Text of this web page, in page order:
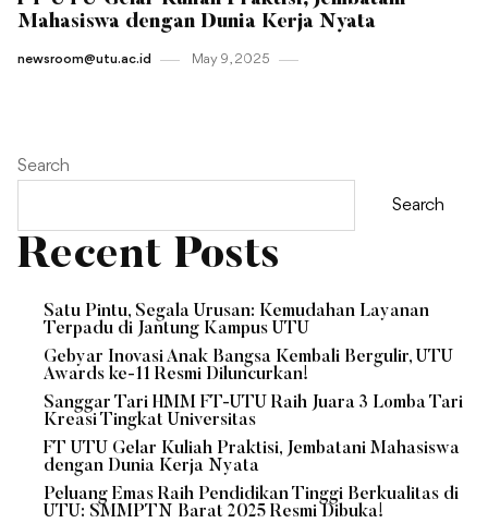
Mahasiswa dengan Dunia Kerja Nyata
newsroom@utu.ac.id May 9 , 2025
Search
Search
Recent Posts
Satu Pintu, Segala Urusan: Kemudahan Layanan
Terpadu di Jantung Kampus UTU
Gebyar Inovasi Anak Bangsa Kembali Bergulir, UTU
Awards ke-11 Resmi Diluncurkan!
Sanggar Tari HMM FT-UTU Raih Juara 3 Lomba Tari
Kreasi Tingkat Universitas
FT UTU Gelar Kuliah Praktisi, Jembatani Mahasiswa
dengan Dunia Kerja Nyata
Peluang Emas Raih Pendidikan Tinggi Berkualitas di
UTU: SMMPTN Barat 2025 Resmi Dibuka!